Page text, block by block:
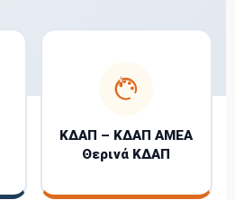
ΚΔΑΠ – ΚΔΑΠ ΑΜΕΑ
Θερινά ΚΔΑΠ